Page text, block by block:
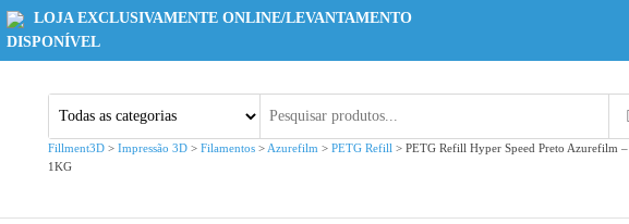
LOJA EXCLUSIVAMENTE ONLINE/LEVANTAMENTO
DISPONÍVEL
Fillment3D > Impressão 3D > Filamentos > Azurefilm > PETG Refill > PETG Refill Hyper Speed Preto Azurefilm –
1KG